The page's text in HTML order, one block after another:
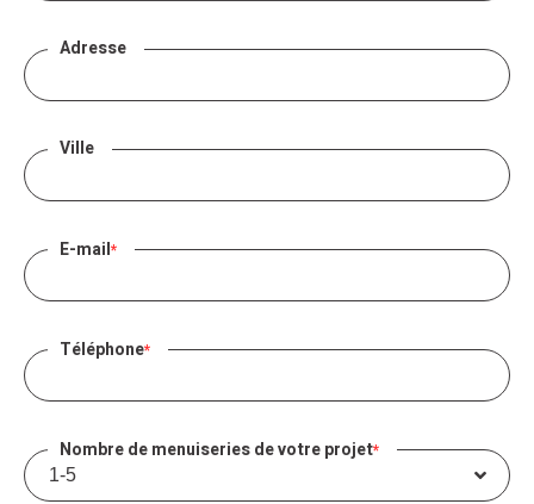
Adresse
Ville
E-mail*
Téléphone*
Nombre de menuiseries de votre projet*